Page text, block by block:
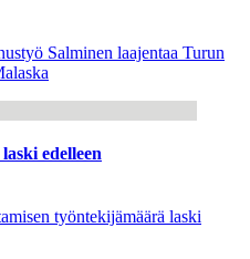
Salminen laajentaa Turun
edelleen
työntekijämäärä laski